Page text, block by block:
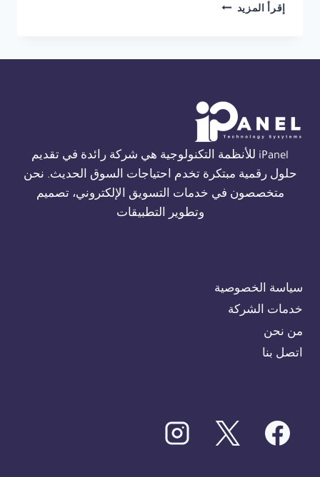
إقرأ المزيد شركة
01554305486
iPanel للأنظمة التكنولوجية هي شركة رائدة في تقديم
حلول رقمية مبتكرة تخدم احتياجات السوق الحديث. نحن
متخصصون في خدمات التسويق الإلكتروني، تصميم
وتطوير التطبيقات
سياسة الخصوصية
خدمات الشركة
من نحن
اتصل بنا